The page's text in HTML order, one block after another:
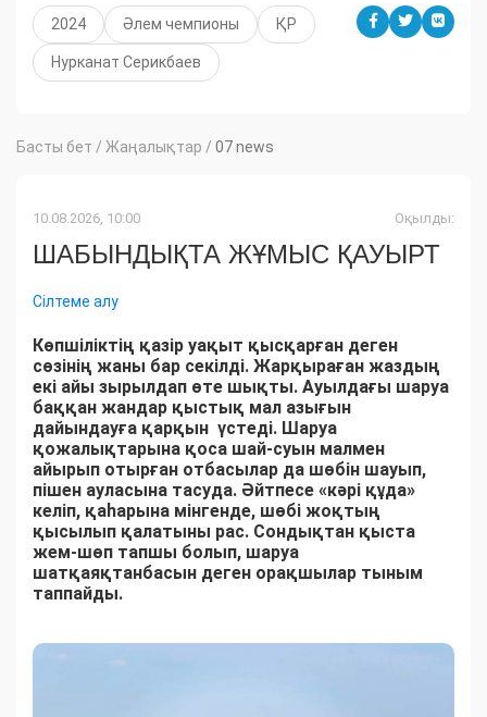
2024 Әлем чемпионы ҚР
Нурканат Серикбаев
Басты бет / Жаңалықтар / 07 news
10.08.2026, 10:00 Оқылды:
ШАБЫНДЫҚТА ЖҰМЫС ҚАУЫРТ
Сілтеме алу
Көпшіліктің қазір уақыт қысқарған деген
сөзінің жаны бар секілді. Жарқыраған жаздың
екі айы зырылдап өте шықты. Ауылдағы шаруа
баққан жандар қыстық мал азығын
дайындауға қарқын үстеді. Шаруа
қожалықтарына қоса шай-суын малмен
айырып отырған отбасылар да шөбін шауып,
пішен ауласына тасуда. Әйтпесе «кәрі құда»
келіп, қаһарына мінгенде, шөбі жоқтың
қысылып қалатыны рас. Сондықтан қыста
жем-шөп тапшы болып, шаруа
шатқаяқтанбасын деген орақшылар тыным
таппайды.